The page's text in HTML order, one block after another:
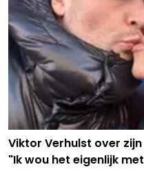
Viktor Verhulst over
"Ik wou het eigenlijk